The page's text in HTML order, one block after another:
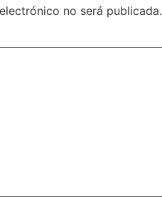
no será publicada.